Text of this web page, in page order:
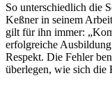
So unterschiedlich die
Keßner in seinem
gilt für ihn immer:
erfolgreiche
Respekt. Die Fehler
überlegen, wie sich die